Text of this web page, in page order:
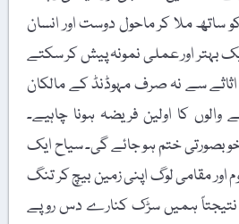
ساتھ ملا کر ماحول دوست اور انسان
بہتر اور عملی نمونہ پیش کر سکتے
سے نہ صرف مہوڈنڈ کے مالکان
کا اولین فریضہ ہونا چاہیے۔
ختم ہو جائے گی۔ سیاح ایک
مقامی لوگ اپنی زمین بیچ کر تنگ
نتیجتاً ہمیں سڑک کنارے دس روپے